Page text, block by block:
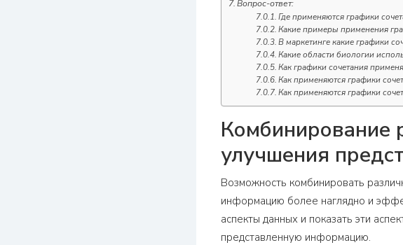
Вопрос-ответ:
Где применяются графики
Какие примеры применения
В маркетинге какие графики
Какие области биологии
Как графики сочетания
Как применяются графики
Как применяются графики
Комбинирование
улучшения
Возможность комбинировать
информацию более наглядно и
аспекты данных и показать эти
представленную информацию.